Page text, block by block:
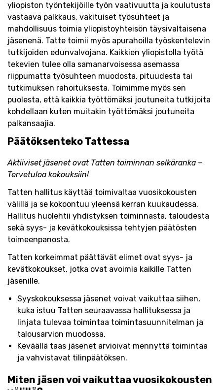
yliopiston työntekijöille työn vaativuutta ja koulutusta
vastaava palkkaus, vakituiset työsuhteet ja
mahdollisuus toimia yliopistoyhteisön täysivaltaisena
jäsenenä. Tatte toimii myös apurahoilla työskentelevin
tutkijoiden edunvalvojana. Kaikkien yliopistolla työtä
tekevien tulee olla samanarvoisessa asemassa
riippumatta työsuhteen muodosta, pituudesta tai
tutkimuksen rahoituksesta. Toimimme myös sen
puolesta, että kaikkia työttömäksi joutuneita tutkijoita
kohdellaan kuten muitakin työttömäksi joutuneita
palkansaajia.
Päätöksenteko Tattessa
Aktiiviset jäsenet ovat Tatten toiminnan selkäranka –
Tervetuloa kokouksiin!
Tatten hallitus käyttää toimivaltaa vuosikokousten
välillä ja se kokoontuu yleensä kerran kuukaudessa.
Hallitus huolehtii yhdistyksen toiminnasta, taloudesta
sekä syys- ja kevätkokouksissa tehtyjen päätösten
toimeenpanosta.
Tatten korkeimmat päättävät elimet ovat syys- ja
kevätkokoukset, jotka ovat avoimia kaikille Tatten
jäsenille.
Syyskokouksessa jäsenet voivat vaikuttaa siihen,
kuka istuu Tatten seuraavassa hallituksessa ja
linjata tulevaa toimintaa toimintasuunnitelman ja
talousarvion muodossa.
Keväällä taas jäsenet arvioivat mennyttä toimintaa
ja vahvistavat tilinpäätöksen.
Miten jäsen voi vaikuttaa vuosikokousten